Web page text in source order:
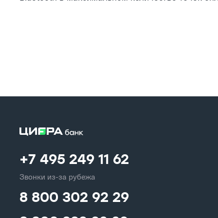
+7 495 249 11 62
Звонки из-за рубежа
8 800 302 92 29